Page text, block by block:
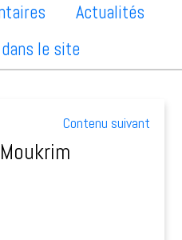
Actualités
le site
Contenu suivant